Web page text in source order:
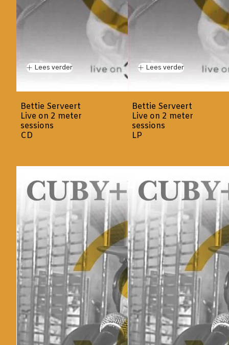
Lees verder
Bettie Serveert
Live on 2 meter
sessions
CD
Lees verder
Bettie Serveert
Live on 2 meter
sessions
LP